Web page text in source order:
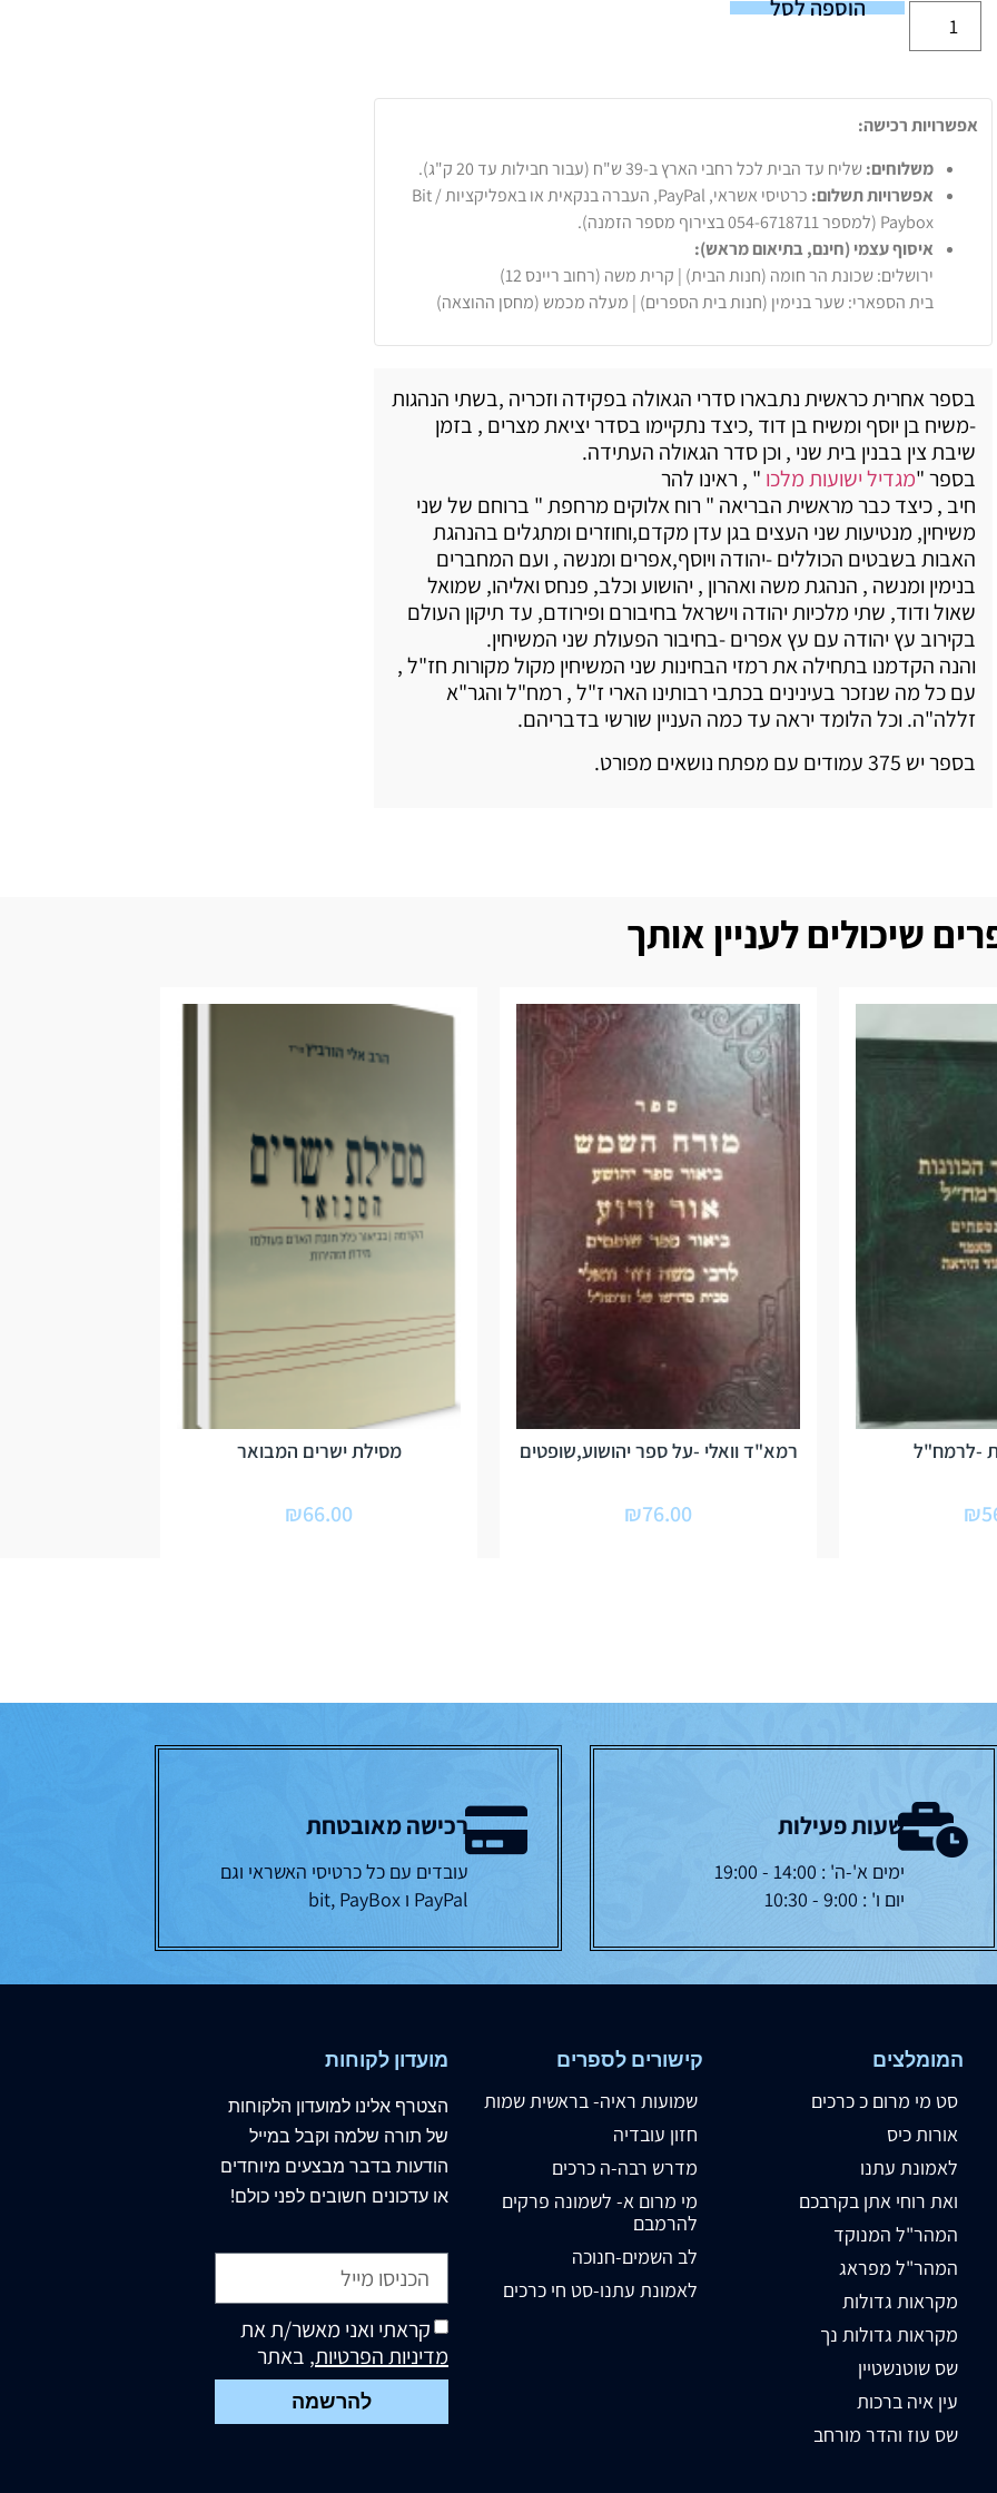
הוספה לסל
אפשרויות רכישה:
משלוחים:שליח עד הבית לכל רחבי הארץ ב-39 ש"ח (עבור חבילות עד 20 ק"ג).
אפשרויות תשלום:
כרטיסי אשראי, PayPal, העברה בנקאית או באפליקציות Bit /
Paybox (למספר 054-6718711 בצירוף מספר הזמנה).
איסוף עצמי (חינם, בתיאום מראש):
ירושלים: שכונת הר חומה (חנות הבית) | קרית משה (רחוב ריינס 12)
בית הספארי: שער בנימין (חנות בית הספרים) | מעלה מכמש (מחסן ההוצאה)
בספר אחרית כראשית נתבארו סדרי הגאולה בפקידה וזכריה ,בשתי הנהגות
-משיח בן יוסף ומשיח בן דוד ,כיצד נתקיימו בסדר יציאת מצרים , בזמן
שיבת צין בבנין בית שני , וכן סדר הגאולה העתידה.
בספר "מגדיל ישועות מלכו " , ראינו להר
חיב , כיצד כבר מראשית הבריאה " רוח אלוקים מרחפת " ברוחם של שני
משיחין, מנטיעות שני העצים בגן עדן מקדם,וחוזרים ומתגלים בהנהגת
האבות בשבטים הכוללים -יהודה ויוסף,אפרים ומנשה , ועם המחברים
בנימין ומנשה , הנהגת משה ואהרון , יהושוע וכלב, פנחס ואליהו, שמואל
שאול ודוד, שתי מלכיות יהודה וישראל בחיבורם ופירודם, עד תיקון העולם
בקירוב עץ יהודה עם עץ אפרים -בחיבור הפעולת שני המשיחין.
והנה הקדמנו בתחילה את רמזי הבחינות שני המשיחין מקול מקורות חז"ל ,
עם כל מה שנזכר בעינינים בכתבי רבותינו הארי ז"ל , רמח"ל והגר"א
זללה"ה. וכל הלומד יראה עד כמה העניין שורשי בדבריהם.
בספר יש 375 עמודים עם מפתח נושאים מפורט.
שיכולים לעניין אותך
-לרמח"ל
₪
רמא"ד וואלי -על ספר יהושוע,שופטים
₪76.00
מסילת ישרים המבואר
₪66.00
שעות פעילות
ימים א'-ה' : 14:00 - 19:00
יום ו' : 9:00 - 10:30
רכישה מאובטחת
עובדים עם כל כרטיסי האשראי וגם
PayPal ו bit, PayBox
המומלצים
סט מי מרום כ כרכים
אורות כיס
לאמונת עתנו
ואת רוחי אתן בקרבכם
המהר"ל המנוקד
המהר"ל מפראג
מקראות גדולות
מקראות גדולות נך
שס שוטנשטיין
עין איה ברכות
שס עוז והדר מורחב
קישורים לספרים
שמועות ראיה- בראשית שמות
חזון עובדיה
מדרש רבה-ה כרכים
מי מרום א- לשמונה פרקים
להרמבם
לב השמים-חנוכה
לאמונת עתנו-סט חי כרכים
מועדון לקוחות
הצטרף אלינו למועדון הלקוחות
של תורה שלמה וקבל במייל
הודעות בדבר מבצעים מיוחדים
או עדכונים חשובים לפני כולם!
קראתי ואני מאשר/ת את
מדיניות הפרטיות, באתר
להרשמה